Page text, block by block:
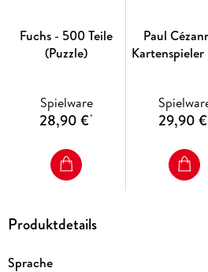
Fuchs - 500 Teile
(Puzzle)
Spielware
28,90 €*
Paul
29,90 €
Produktdetails
Sprache